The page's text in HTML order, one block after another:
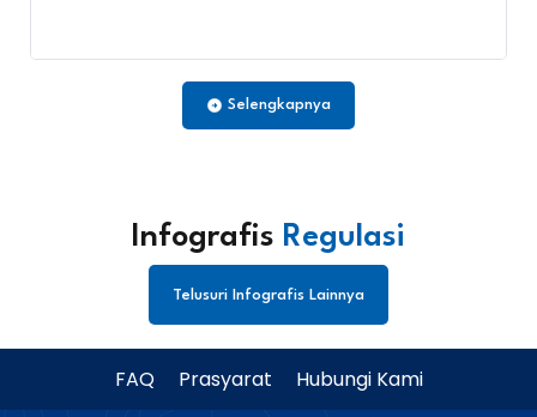
Selengkapnya
Infografis Regulasi
Telusuri Infografis Lainnya
FAQ Prasyarat Hubungi Kami